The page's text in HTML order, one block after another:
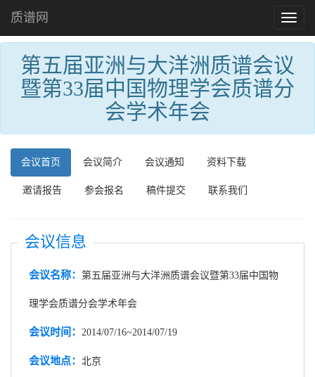
第五届亚洲与大洋洲质谱会议
暨第33届中国物理学会质谱分
会学术年会
Toggle
质谱网
会议首页 会议简介 会议通知 资料下载
邀请报告 参会报名 稿件提交 联系我们
会议信息
会议名称： 第五届亚洲与大洋洲质谱会议暨第33届中国物
理学会质谱分会学术年会
会议时间： 2014/07/16~2014/07/19
会议地点： 北京